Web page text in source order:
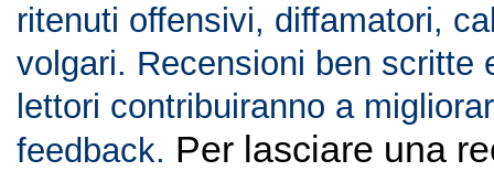
ritenuti offensivi, diffamatori,
volgari. Recensioni ben scritte
lettori contribuiranno a
feedback. Per lasciare una